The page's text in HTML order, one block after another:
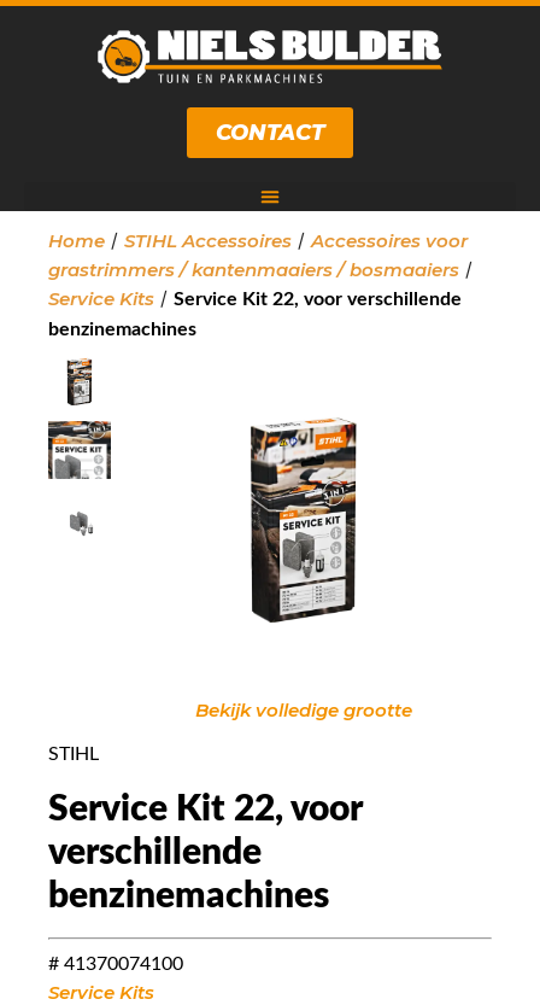
CONTACT
Home / STIHL Accessoires / Accessoires voor
grastrimmers / kantenmaaiers / bosmaaiers /
Service Kits / Service Kit 22, voor verschillende
benzinemachines
Bekijk volledige grootte
STIHL
Service Kit 22, voor
verschillende
benzinemachines
# 41370074100
Service Kits